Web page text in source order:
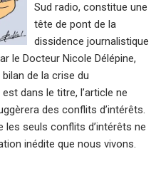
Sud radio, constitue une
tête de pont de la
dissidence journalistique
le Docteur Nicole Délépine,
de la crise du
dans le titre, l’article ne
des conflits d’intérêts.
seuls conflits d’intérêts ne
inédite que nous vivons.